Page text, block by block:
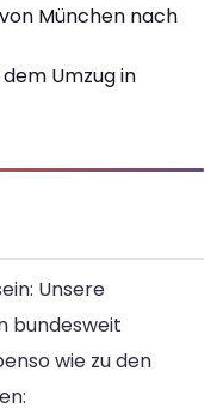
München nach
Umzug in
Unsere
bundesweit
wie zu den